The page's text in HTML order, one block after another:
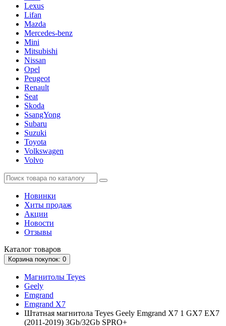
Lexus
Lifan
Mazda
Mercedes-benz
Mini
Mitsubishi
Nissan
Opel
Peugeot
Renault
Seat
Skoda
SsangYong
Subaru
Suzuki
Toyota
Volkswagen
Volvo
Новинки
Хиты продаж
Акции
Новости
Отзывы
Каталог товаров
Корзина покупок: 0
Магнитолы Teyes
Geely
Emgrand
Emgrand X7
Штатная магнитола Teyes Geely Emgrand X7 1 GX7 EX7
(2011-2019) 3Gb/32Gb SPRO+